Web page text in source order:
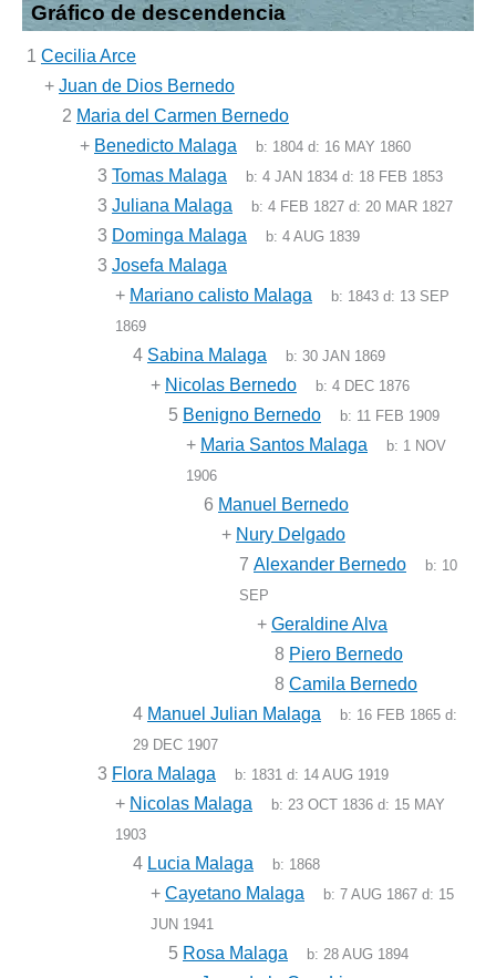
Gráfico de descendencia
1 Cecilia Arce
+ Juan de Dios Bernedo
2 Maria del Carmen Bernedo
+ Benedicto Malaga b: 1804 d: 16 MAY 1860
3 Tomas Malaga b:4 JAN 1834 d: 18 FEB 1853
3 Juliana Malaga b:4 FEB 1827 d:20 MAR 1827
3 Dominga Malaga b:4 AUG 1839
3 Josefa Malaga
+ Mariano calisto Malaga b: 1843 d: 13 SEP
1869
4 Sabina Malaga b:30 JAN 1869
+ Nicolas Bernedo b:4 DEC 1876
5 Benigno Bernedo b: 11 FEB 1909
+ Maria Santos Malaga b: 1 NOV
1906
6 Manuel Bernedo
+ Nury Delgado
7 Alexander Bernedo b: 10
SEP
+ Geraldine Alva
8 Piero Bernedo
8 Camila Bernedo
4 Manuel Julian Malaga b: 16 FEB 1865 d:
29 DEC 1907
3 Flora Malaga b: 1831 d: 14 AUG 1919
+ Nicolas Malaga b:23 OCT 1836 d: 15 MAY
1903
4 Lucia Malaga b: 1868
+ Cayetano Malaga b:7 AUG 1867 d: 15
JUN 1941
5 Rosa Malaga b:28 AUG 1894